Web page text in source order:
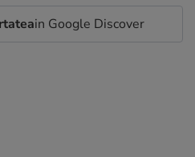
in Google Discover